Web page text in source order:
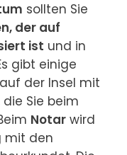
sollten Sie
der auf
ist und in
gibt einige
der Insel mit
Sie beim
Notar wird